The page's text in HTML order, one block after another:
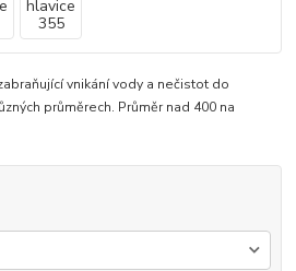
vnikání vody a nečistot do
průměrech. Průměr nad 400 na